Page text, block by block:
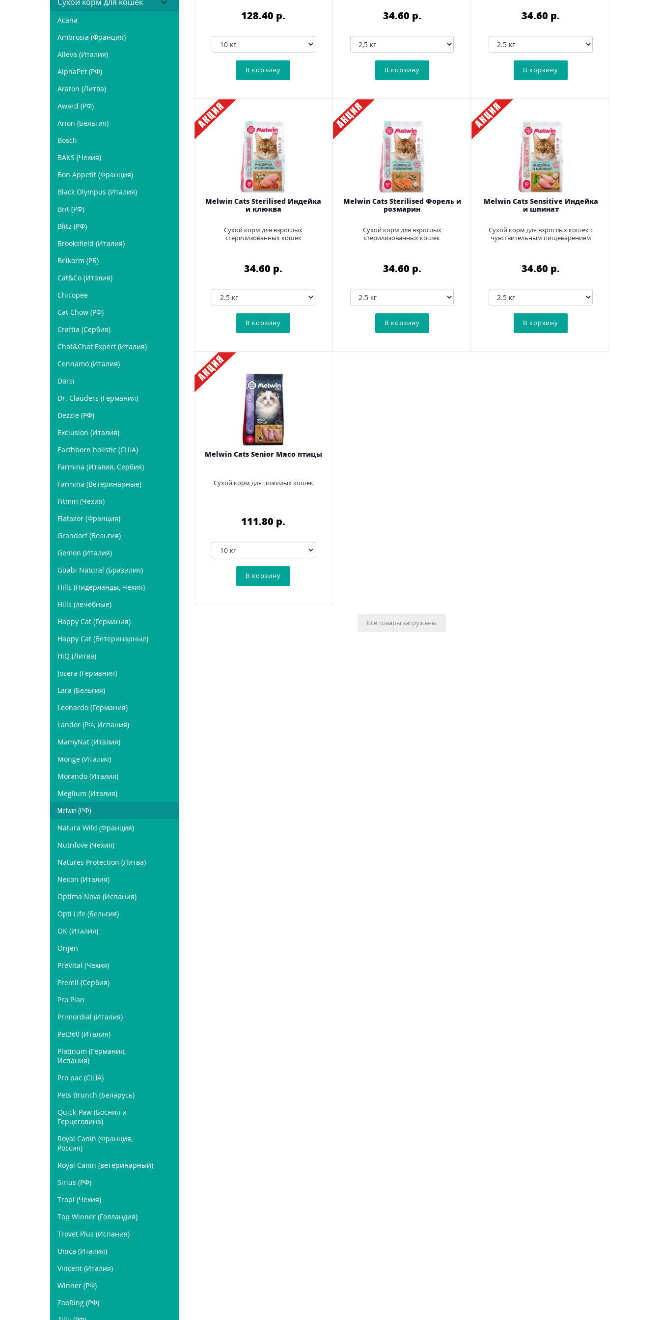
Acana
Ambrosia (Франция)
Alleva (Италия)
AlphaPet (РФ)
Araton (Литва)
Award (РФ)
Arion (Бельгия)
Bosch
BAKS (Чехия)
Bon Appetit (Франция)
Black Olympus (Италия)
Brit (РФ)
Blitz (РФ)
Brooksfield (Италия)
Belkorm (РБ)
Cat&Co (Италия)
Chicopee
Cat Chow (РФ)
Craftia (Сербия)
Chat&Chat Expert (Италия)
Cennamo (Италия)
Darsi
Dr. Clauders (Германия)
Dezzie (РФ)
Exclusion (Италия)
Earthborn holistic (США)
Farmina (Италия, Сербия)
Farmina (Ветеринарные)
Fitmin (Чехия)
Flatazor (Франция)
Grandorf (Бельгия)
Gemon (Италия)
Guabi Natural (Бразилия)
Hills (Нидерланды, Чехия)
Hills (лечебные)
Happy Cat (Германия)
Happy Cat (Ветеринарные)
HiQ (Литва)
Josera (Германия)
Lara (Бельгия)
Leonardo (Германия)
Landor (РФ, Испания)
MamyNat (Италия)
Monge (Италия)
Morando (Италия)
Meglium (Италия)
Melwin (РФ)
Natura Wild (Франция)
Nutrilove (Чехия)
Natures Protection (Литва)
Necon (Италия)
Optima Nova (Испания)
Opti Life (Бельгия)
OK (Италия)
Orijen
PreVital (Чехия)
Premil (Сербия)
Pro Plan
Primordial (Италия)
Pet360 (Италия)
Platinum (Германия,
Испания)
Pro pac (США)
Pets Brunch (Беларусь)
Quick-Paw (Босния и
Герцеговина)
Royal Canin (Франция,
Россия)
Royal Canin (ветеринарный)
Sirius (РФ)
Tropi (Чехия)
Top Winner (Голландия)
Trovet Plus (Испания)
Unica (Италия)
Vincent (Италия)
Winner (РФ)
ZooRing (РФ)
128.40 p. 34.60 p. 34.60 p.
Melwin Cats Sterilised Индейка
и клюква
Сухой корм для взрослых
стерилизованных кошек
34.60 p.
Melwin Cats Sterilised Форель и
розмарин
Сухой корм для взрослых
стерилизованных кошек
34.60 p.
Melwin Cats Sensitive Индейка
и шпинат
Сухой корм для взрослых кошек с
чувствительным пищеварением
34.60 p.
Melwin Cats Senior Мясо птицы
Сухой корм для пожилых кошек
111.80 p.
Все товары загружены